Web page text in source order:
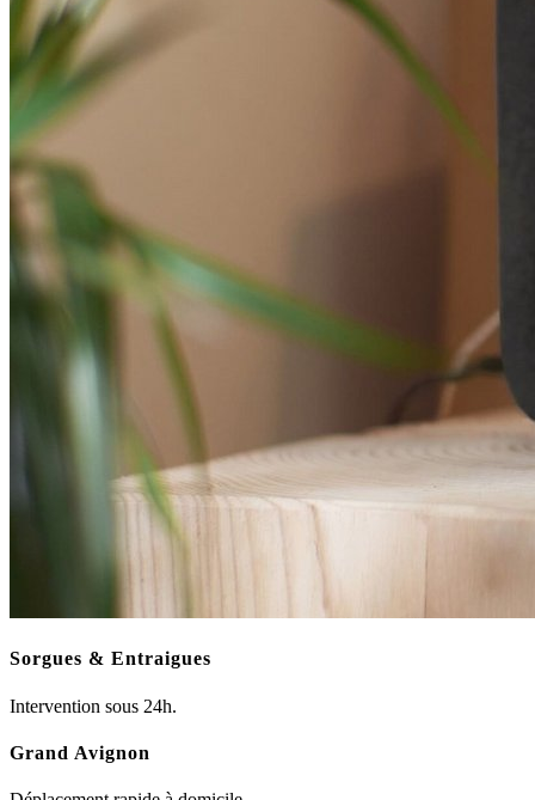
Sorgues & Entraigues
Intervention sous 24h.
Grand Avignon